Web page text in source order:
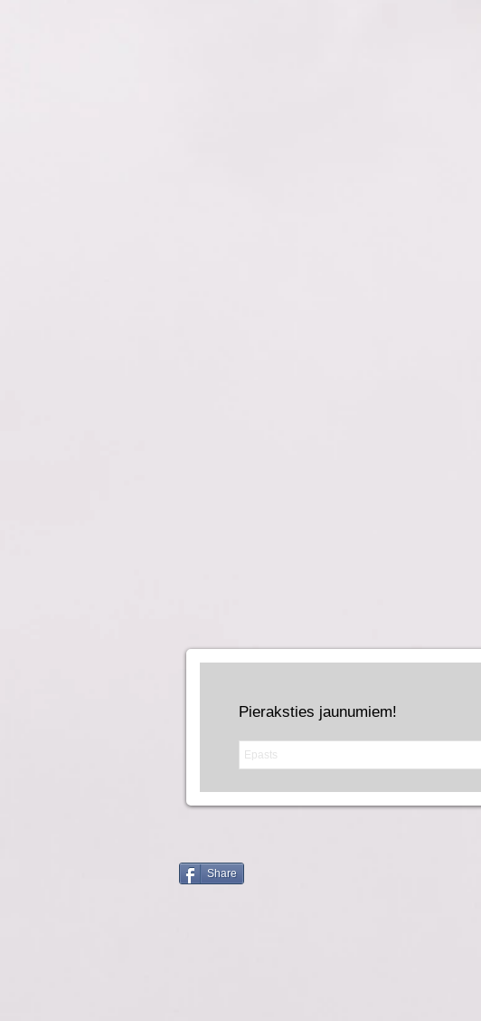
Pieraksties jaunumiem!
Share